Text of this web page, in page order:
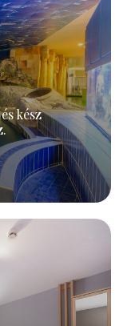
kész